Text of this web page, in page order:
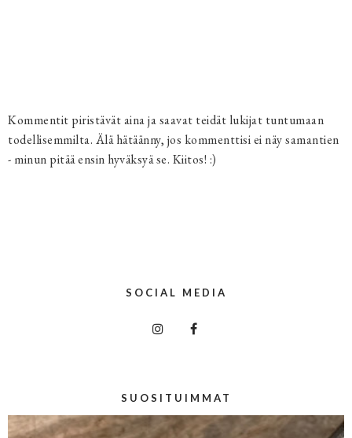
Kommentit piristävät aina ja saavat teidät lukijat tuntumaan
todellisemmilta. Älä hätäänny, jos kommenttisi ei näy samantien
- minun pitää ensin hyväksyä se. Kiitos! :)
SOCIAL MEDIA
SUOSITUIMMAT